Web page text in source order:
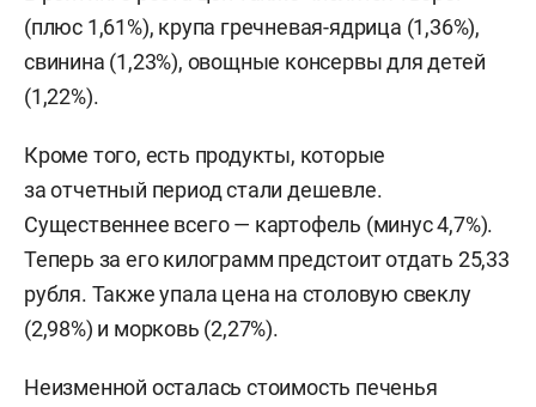
(плюс 1,61%), крупа гречневая-ядрица (1,36%),
свинина (1,23%), овощные консервы для детей
(1,22%).
Кроме того, есть продукты, которые
за отчетный период стали дешевле.
Существеннее всего — картофель (минус 4,7%).
Теперь за его килограмм предстоит отдать 25,33
рубля. Также упала цена на столовую свеклу
(2,98%) и морковь (2,27%).
Неизменной осталась стоимость печенья